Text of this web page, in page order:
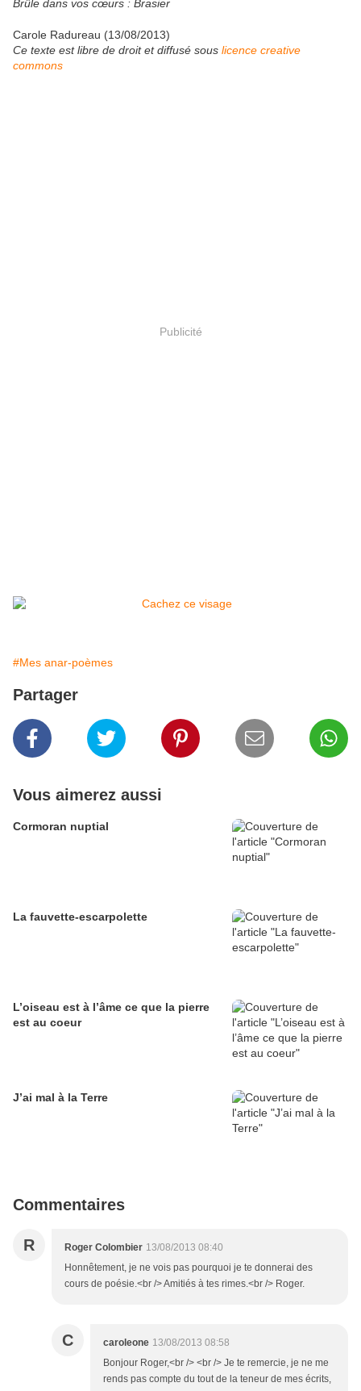
Brûle dans vos cœurs : Brasier
Carole Radureau (13/08/2013)
Ce texte est libre de droit et diffusé sous licence creative
commons
Publicité
#Mes anar-poèmes
Partager
Vous aimerez aussi
Cormoran nuptial
La fauvette-escarpolette
L’oiseau est à l’âme ce que la pierre
est au coeur
J’ai mal à la Terre
Commentaires
R Roger Colombier 13/08/2013 08:40
Honnêtement, je ne vois pas pourquoi je te donnerai des
cours de poésie.<br /> Amitiés à tes rimes.<br /> Roger.
C caroleone 13/08/2013 08:58
Bonjour Roger,<br /> <br /> Je te remercie, je ne me
rends pas compte du tout de la teneur de mes écrits,